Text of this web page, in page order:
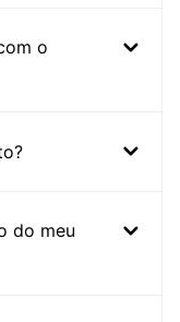
o
do meu